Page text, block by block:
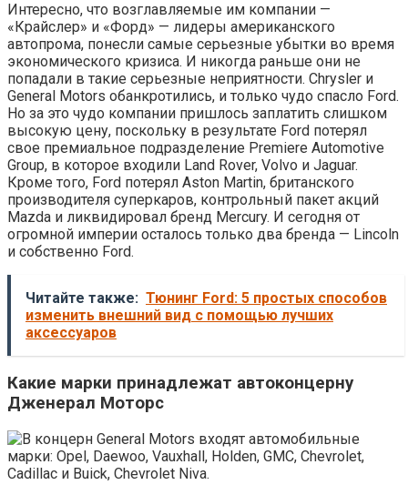
Интересно, что возглавляемые им компании —
«Крайслер» и «Форд» — лидеры американского
автопрома, понесли самые серьезные убытки во время
экономического кризиса. И никогда раньше они не
попадали в такие серьезные неприятности. Chrysler и
General Motors обанкротились, и только чудо спасло Ford.
Но за это чудо компании пришлось заплатить слишком
высокую цену, поскольку в результате Ford потерял
свое премиальное подразделение Premiere Automotive
Group, в которое входили Land Rover, Volvo и Jaguar.
Кроме того, Ford потерял Aston Martin, британского
производителя суперкаров, контрольный пакет акций
Mazda и ликвидировал бренд Mercury. И сегодня от
огромной империи осталось только два бренда — Lincoln
и собственно Ford.
Читайте также: Тюнинг Ford: 5 простых способов
изменить внешний вид с помощью лучших
аксессуаров
Какие марки принадлежат автоконцерну
Дженерал Моторс